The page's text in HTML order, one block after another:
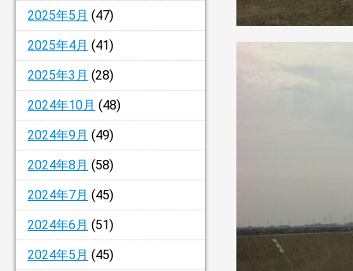
2025年5月 (47)
2025年4月 (41)
2025年3月 (28)
2024年10月 (48)
2024年9月 (49)
2024年8月 (58)
2024年7月 (45)
2024年6月 (51)
2024年5月 (45)